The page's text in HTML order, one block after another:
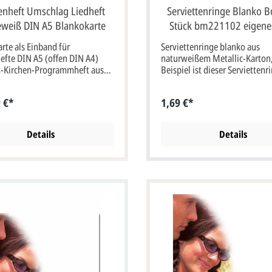
Umschlag Liedheft
DIN A5 Blankokarte
als Einband für
DIN A5 (offen DIN A4)
Kirchen-Programmheft aus
Aufdruck ist nur ein
€*
Details
Serviettenringe Blanko
Stück bm221102
Serviettenringe blanko aus
naturweißem Metallic-
Beispiel ist dieser
Beispiel und ist nicht
Serviettenring als Platzkarte mit
Gästenamendruck verwenden,
1,69 €*
Details